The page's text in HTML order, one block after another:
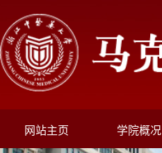
网站主页 学院概况